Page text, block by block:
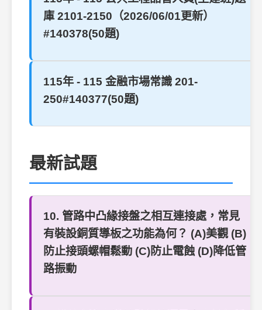
庫 2101-2150（2026/06/01更新）
#140378(50題)
115年 - 115 金融市場常識 201-
250#140377(50題)
最新試題
10. 管路中凸緣接盤之相互連接處，常見
有裝設銅質導板之功能為何？ (A)美觀 (B)
防止接頭螺帽鬆動 (C)防止電蝕 (D)降低管
路振動